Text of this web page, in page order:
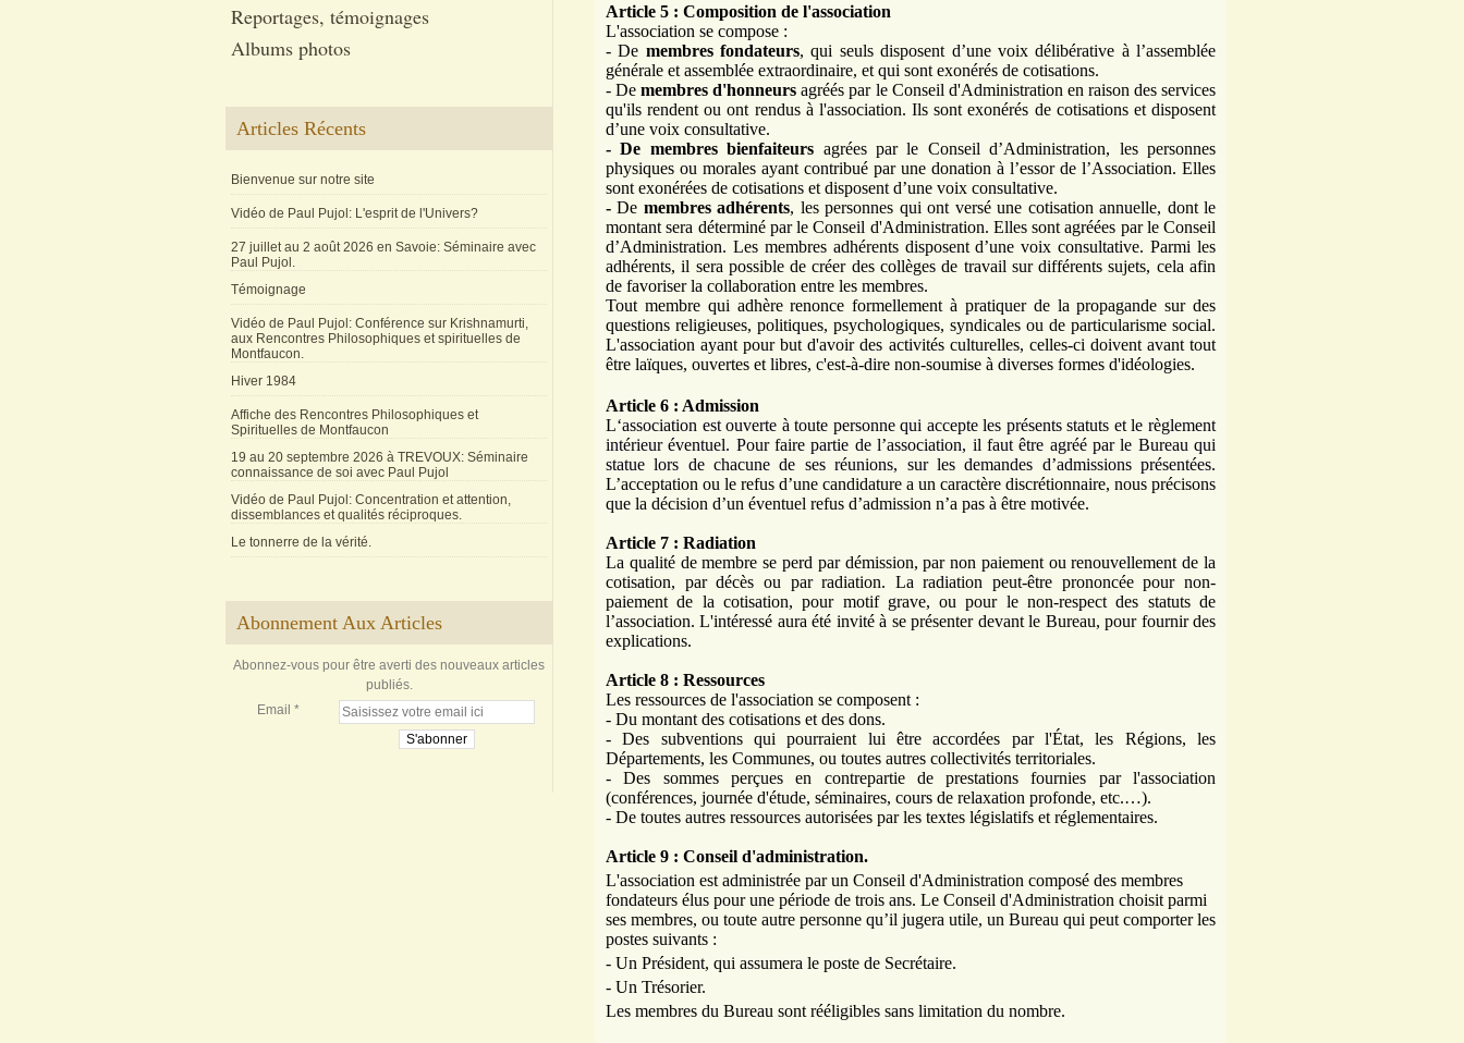
Reportages, témoignages
Albums photos
Articles Récents
Bienvenue sur notre site
Vidéo de Paul Pujol: L'esprit de l'Univers?
27 juillet au 2 août 2026 en Savoie: Séminaire avec
Paul Pujol.
Témoignage
Vidéo de Paul Pujol: Conférence sur Krishnamurti,
aux Rencontres Philosophiques et spirituelles de
Montfaucon.
Hiver 1984
Affiche des Rencontres Philosophiques et
Spirituelles de Montfaucon
19 au 20 septembre 2026 à TREVOUX: Séminaire
connaissance de soi avec Paul Pujol
Vidéo de Paul Pujol: Concentration et attention,
dissemblances et qualités réciproques.
Le tonnerre de la vérité.
Abonnement Aux Articles
Abonnez-vous pour être averti des nouveaux articles
publiés.
Email
Article 5 : Composition de l'association
L'association se compose :
- De membres fondateurs, qui seuls disposent d’une voix délibérative à l’assemblée
générale et assemblée extraordinaire, et qui sont exonérés de cotisations.
- Demembres d'honneursagréés par le Conseil d'Administration en raison des services
qu'ils rendent ou ont rendus à l'association. Ils sont exonérés de cotisations et disposent
d’une voix consultative.
-De membres bienfaiteurs agrées par le Conseil d’Administration, les personnes
physiques ou morales ayant contribué par une donation à l’essor de l’Association. Elles
sont exonérées de cotisations et disposent d’une voix consultative.
-De membres adhérents, les personnes qui ont versé une cotisation annuelle, dont le
montant sera déterminé par le Conseil d'Administration. Elles sont agréées par le Conseil
d’Administration. Les membres adhérents disposent d’une voix consultative. Parmi les
adhérents, il sera possible de créer des collèges de travail sur différents sujets, cela afin
de favoriser la collaboration entre les membres.
Tout membre qui adhère renonce formellement à pratiquer de la propagande sur des
questions religieuses, politiques, psychologiques, syndicales ou de particularisme social.
L'association ayant pour but d'avoir des activités culturelles, celles-ci doivent avant tout
être laïques, ouvertes et libres, c'est-à-dire non-soumise à diverses formes d'idéologies.
Article 6 : Admission
L‘association est ouverte à toute personne qui accepte les présents statuts et le règlement
intérieur éventuel. Pour faire partie de l’association, il faut être agréé par le Bureau qui
statue lors de chacune de ses réunions, sur les demandes d’admissions présentées.
L’acceptation ou le refus d’une candidature a un caractère discrétionnaire, nous précisons
que la décision d’un éventuel refus d’admission n’a pas à être motivée.
Article 7 : Radiation
La qualité de membre se perd par démission, par non paiement ou renouvellement de la
cotisation, par décès ou par radiation. La radiation peut-être prononcée pour non-
paiement de la cotisation, pour motif grave, ou pour le non-respect des statuts de
l’association. L'intéressé aura été invité à se présenter devant le Bureau, pour fournir des
explications.
Article 8 : Ressources
Les ressources de l'association se composent :
- Du montant des cotisations et des dons.
- Des subventions qui pourraient lui être accordées par l'État, les Régions, les
Départements, les Communes, ou toutes autres collectivités territoriales.
- Des sommes perçues en contrepartie de prestations fournies par l'association
(conférences, journée d'étude, séminaires, cours de relaxation profonde, etc.…).
- De toutes autres ressources autorisées par les textes législatifs et réglementaires.
Article 9 : Conseil d'administration.
L'association est administrée par un Conseil d'Administration composé des membres
fondateurs élus pour une période de trois ans. Le Conseil d'Administration choisit parmi
ses membres, ou toute autre personne qu’il jugera utile, un Bureau qui peut comporter les
postes suivants :
- Un Président, qui assumera le poste de Secrétaire.
- Un Trésorier.
Les membres du Bureau sont rééligibles sans limitation du nombre.